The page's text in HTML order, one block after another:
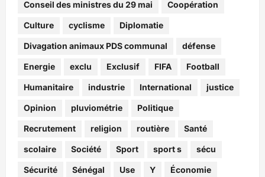
Conseil des ministres du 29 mai Coopération
Culture cyclisme Diplomatie
Divagation animaux PDS communal défense
Energie exclu Exclusif FIFA Football
Humanitaire industrie International justice
Opinion pluviométrie Politique
Recrutement religion routière Santé
scolaire Société Sport sport s sécu
Sécurité Sénégal Use Y Économie